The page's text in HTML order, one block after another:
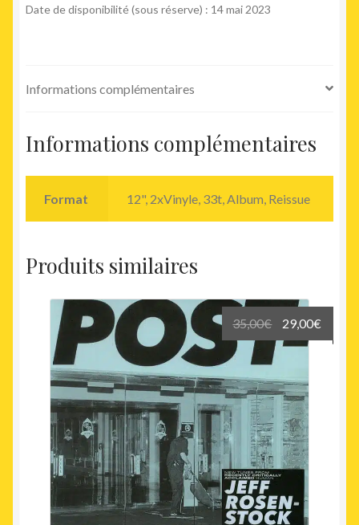
Date de disponibilité (sous réserve) : 14 mai 2023
Informations complémentaires
Informations complémentaires
Format 12", 2xVinyle, 33t, Album, Reissue
Produits similaires
35,00€
Le
prix
était :
35,00€.
29,00€
prix